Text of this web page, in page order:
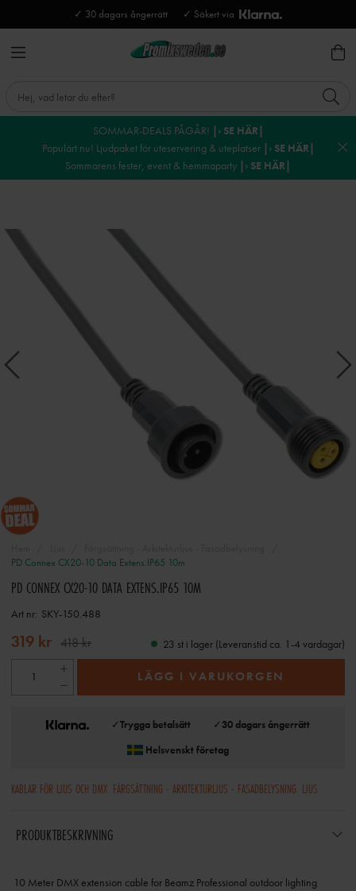
✓ 30 dagars ångerrätt ✓ Säkert via
SOMMAR-DEALS PÅGÅR! |› SE HÄR|
Populärt nu! Ljudpaket för uteservering & uteplatser |› SE HÄR|
Sommarens fester, event & hemmaparty |› SE HÄR|
PD Connex CX20-10 Data Extens.IP65 10m
PD CONNEX CX20-10 DATA EXTENS.IP65 10M
Art nr: SKY-150.488
319 kr 418 kr 23 st i lager (Leveranstid ca. 1-4 vardagar)
LÄGG I VARUKORGEN
✓Trygga betalsätt ✓30 dagars ångerrätt
Helsvenskt företag
KABLAR FÖR LJUS OCH DMX FÄRGSÄTTNING - ARKITEKTURLJUS - FASADBELYSNING LJUS
PRODUKTBESKRIVNING
10 Meter DMX extension cable for Beamz Professional outdoor lighting